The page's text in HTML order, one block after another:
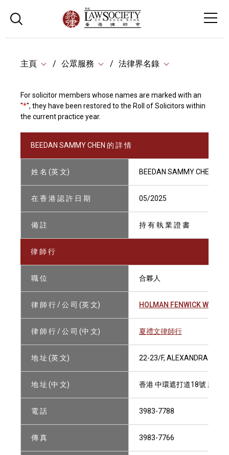
主頁 公眾服務 法律界名錄
For solicitor members whose names are marked with an
"*", they have been restored to the Roll of Solicitors within
the current practice year.
BEEDAN SAMMY CHEN 的 詳 情
姓 名 (英 文) BEEDAN SAMMY CHEN
在 香 港 認 許 日 期 05/2025
備 註 持 有 執 業 證 書
律 師 行
職 位 合夥人
律 師 行 / 公 司 (英 文) HOLMAN FENWICK WILLAN
律 師 行 / 公 司 (中 文) 夏禮文律師行
地 址 (英 文) 22-23/F, ALEXANDRA
地 址 (中 文) 香港 中環遮打道18號 歷山
電 話 3983-7788
傳 真 3983-7766